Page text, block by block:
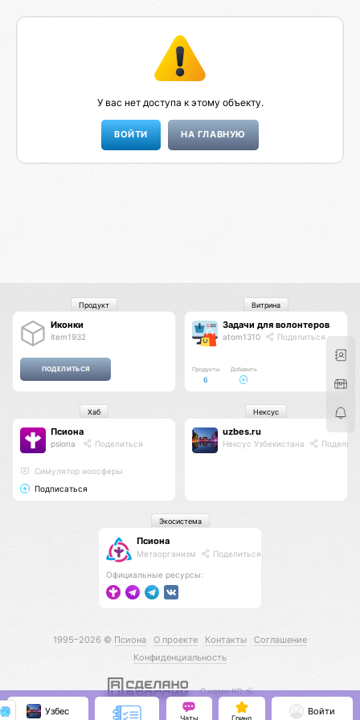
У вас нет доступа к этому объекту.
НА ГЛАВНУЮ
Иконки
item1932
Продукт
Задачи для волонтеров
atom1310 Поделиться
Продукты
6
Добавить
Витрина
Псиона
psiona Поделиться
Cимулятор ноосферы
Подписаться
Хаб
uzbes.ru
Нексус Узбекистана
Нексус
Псиона
Метаорганизм Поделиться
Официальные ресурсы:
Экосистема
1995–2026 © Псиона О проекте Контакты
Соглашение
Конфиденциальность
С нами КО 🕉️
Узбес
Чаты Гринд
Войти